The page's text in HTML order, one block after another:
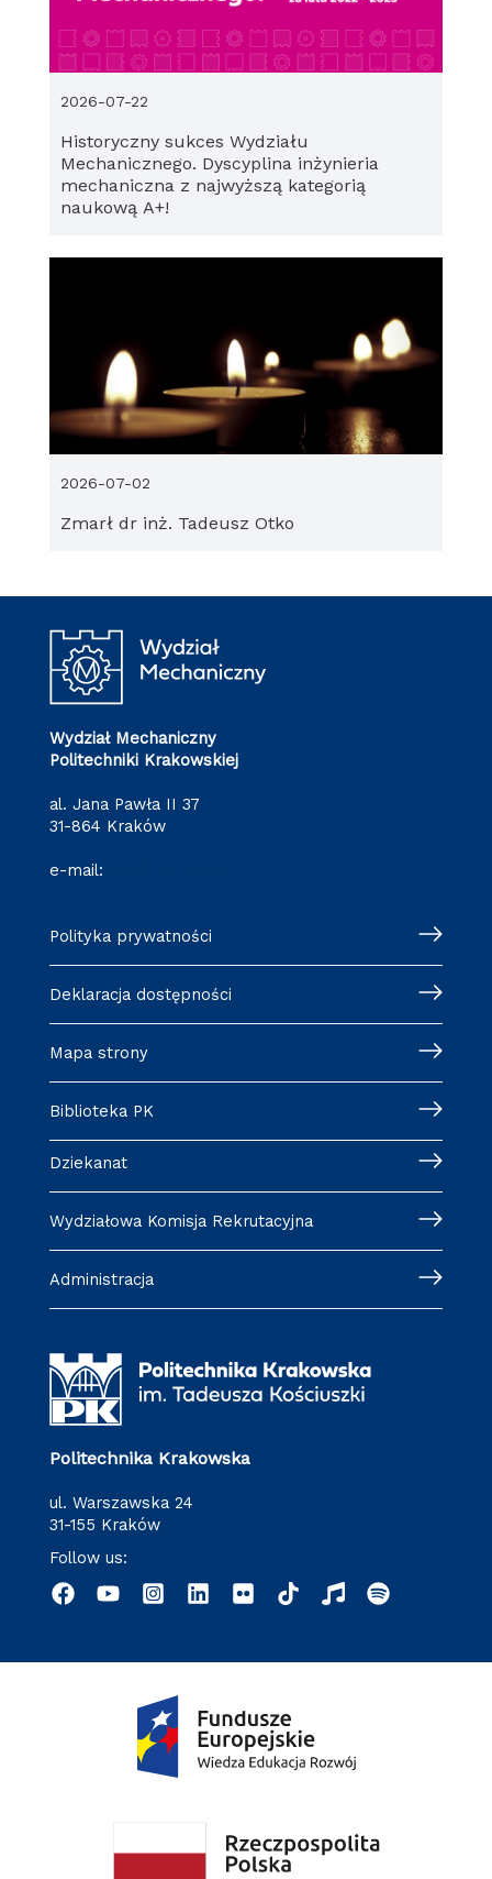
Historyczny sukces Wydziału
Mechanicznego. Dyscyplina inżynieria
mechaniczna z najwyższą kategorią
naukową A+!
2026-07-22
Zmarł dr inż. Tadeusz Otko
2026-07-02
Wydział Mechaniczny
Politechniki Krakowskiej
al. Jana Pawła II 37
31-864 Kraków
e-mail:
Polityka prywatności
Deklaracja dostępności
Mapa strony
Biblioteka PK
Dziekanat
Wydziałowa Komisja Rekrutacyjna
Administracja
Politechnika Krakowska
ul. Warszawska 24
31-155 Kraków
Follow us: